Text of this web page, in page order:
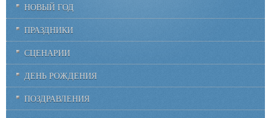
НОВЫЙ ГОД
ПРАЗДНИКИ
СЦЕНАРИИ
ДЕНЬ РОЖДЕНИЯ
ПОЗДРАВЛЕНИЯ